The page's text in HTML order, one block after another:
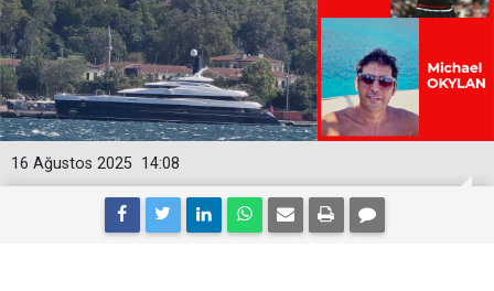
14:08
16 Ağustos 2025